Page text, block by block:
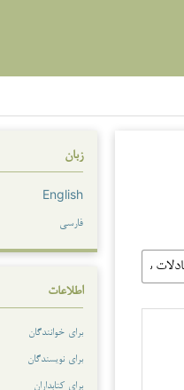
زبان
English
فارسی
اطلاعات
برای خوانندگان
برای نویسندگان
برای کتابداران